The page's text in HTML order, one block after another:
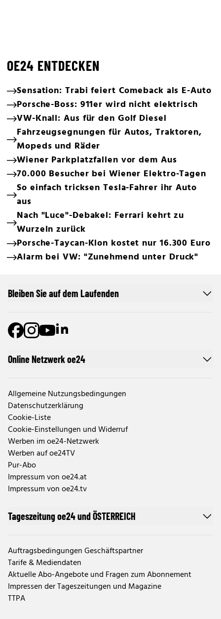
OE24 ENTDECKEN
Sensation: Trabi feiert Comeback als E-Auto
Porsche-Boss: 911er wird nicht elektrisch
VW-Knall: Aus für den Golf Diesel
Fahrzeugsegnungen für Autos, Traktoren,
Mopeds und Räder
Wiener Parkplatzfallen vor dem Aus
70.000 Besucher bei Wiener Elektro-Tagen
So einfach tricksen Tesla-Fahrer ihr Auto
aus
Nach "Luce"-Debakel: Ferrari kehrt zu
Wurzeln zurück
Porsche-Taycan-Klon kostet nur 16.300 Euro
Alarm bei VW: "Zunehmend unter Druck"
Online Netzwerk oe24
Allgemeine Nutzungsbedingungen
Datenschutzerklärung
Cookie-Liste
Cookie-Einstellungen und Widerruf
Werben im oe24-Netzwerk
Werben auf oe24TV
Pur-Abo
Impressum von oe24.at
Impressum von oe24.tv
Tageszeitung oe24 und ÖSTERREICH
Auftragsbedingungen Geschäftspartner
Tarife & Mediendaten
Aktuelle Abo-Angebote und Fragen zum Abonnement
Impressen der Tageszeitungen und Magazine
TTPA
Bleiben Sie auf dem Laufenden